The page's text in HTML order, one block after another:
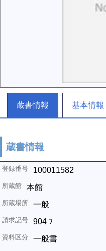
蔵書情報 基本情報
蔵書情報
100011582
本館
一般
904 ﾌ
一般書